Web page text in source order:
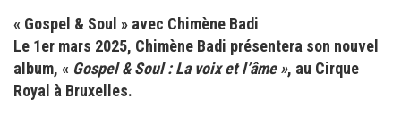
« Gospel & Soul » avec Chimène Badi
Le 1er mars 2025, Chimène Badi présentera son nouvel
album, « Gospel & Soul : La voix et l’âme », au Cirque
Royal à Bruxelles.